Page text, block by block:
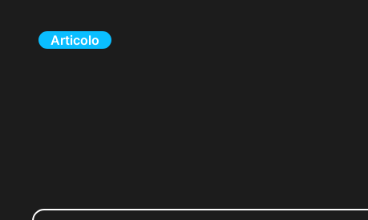
Articolo